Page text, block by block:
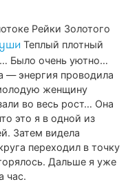
Рейки Золотого
Теплый плотный
Было очень уютно…
— энергия проводила
женщину
во весь рост… Она
это я в одной из
Затем видела
переходил в точку
Дальше я уже
час.